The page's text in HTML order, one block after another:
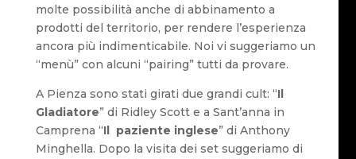
molte possibilità anche di abbinamento a
prodotti del territorio, per rendere l’esperienza
ancora più indimenticabile. Noi vi suggeriamo un
“menù” con alcuni “pairing” tutti da provare.
A Pienza sono stati girati due grandi cult: “Il
Gladiatore” di Ridley Scott e a Sant’anna in
Camprena “Il paziente inglese” di Anthony
Minghella. Dopo la visita dei set suggeriamo di